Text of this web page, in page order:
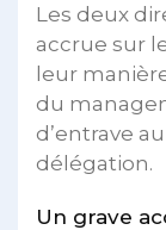
Les deux
accrue sur
leur
du
d’entrave
délégation.
Un grave